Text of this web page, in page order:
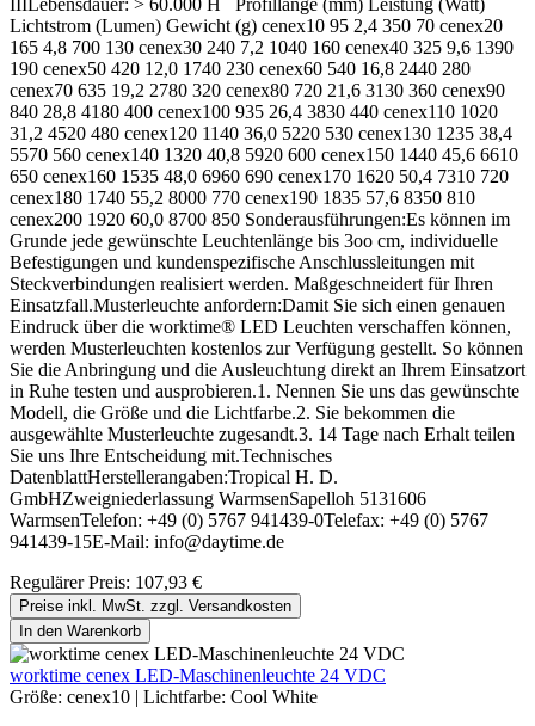
IIILebensdauer: > 60.000 H Profillänge (mm) Leistung (Watt)
Lichtstrom (Lumen) Gewicht (g) cenex10 95 2,4 350 70 cenex20
165 4,8 700 130 cenex30 240 7,2 1040 160 cenex40 325 9,6 1390
190 cenex50 420 12,0 1740 230 cenex60 540 16,8 2440 280
cenex70 635 19,2 2780 320 cenex80 720 21,6 3130 360 cenex90
840 28,8 4180 400 cenex100 935 26,4 3830 440 cenex110 1020
31,2 4520 480 cenex120 1140 36,0 5220 530 cenex130 1235 38,4
5570 560 cenex140 1320 40,8 5920 600 cenex150 1440 45,6 6610
650 cenex160 1535 48,0 6960 690 cenex170 1620 50,4 7310 720
cenex180 1740 55,2 8000 770 cenex190 1835 57,6 8350 810
cenex200 1920 60,0 8700 850 Sonderausführungen:Es können im
Grunde jede gewünschte Leuchtenlänge bis 3oo cm, individuelle
Befestigungen und kundenspezifische Anschlussleitungen mit
Steckverbindungen realisiert werden. Maßgeschneidert für Ihren
Einsatzfall.Musterleuchte anfordern:Damit Sie sich einen genauen
Eindruck über die worktime® LED Leuchten verschaffen können,
werden Musterleuchten kostenlos zur Verfügung gestellt. So können
Sie die Anbringung und die Ausleuchtung direkt an Ihrem Einsatzort
in Ruhe testen und ausprobieren.1. Nennen Sie uns das gewünschte
Modell, die Größe und die Lichtfarbe.2. Sie bekommen die
ausgewählte Musterleuchte zugesandt.3. 14 Tage nach Erhalt teilen
Sie uns Ihre Entscheidung mit.Technisches
DatenblattHerstellerangaben:Tropical H. D.
GmbHZweigniederlassung WarmsenSapelloh 5131606
WarmsenTelefon: +49 (0) 5767 941439-0Telefax: +49 (0) 5767
941439-15E-Mail: info@daytime.de
Regulärer Preis: 107,93 €
Preise inkl. MwSt. zzgl. Versandkosten
In den Warenkorb
worktime cenex LED-Maschinenleuchte 24 VDC
Größe: cenex10 | Lichtfarbe: Cool White